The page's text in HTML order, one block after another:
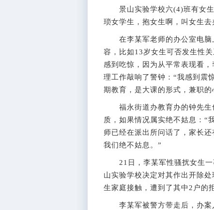
景山实验学校六(4)班有女生
琐女学生，抱女生啊，叫女生
在李某军老师的办公室电脑
容，比如13岁女生可否发生性
感到吃惊，因为从平常表现看
理工作敲响了警钟：“我感到震
期教育，是大课的形式，兼职的
福永街道办教育办的钟先生
质，如果情况属实绝不姑息：“
师已经在派出所问话了，家长
我们绝不姑息。”
21日，李某军性骚扰女生一
山实验学校决定对其作出开除
生家庭接触，遭到了其中2户的
李某军被警方带走后，办案